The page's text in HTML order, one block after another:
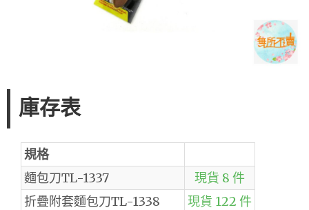
庫存表
規格
麵包刀TL-1337
現貨 8 件
折疊附套麵包刀TL-1338
現貨 122 件